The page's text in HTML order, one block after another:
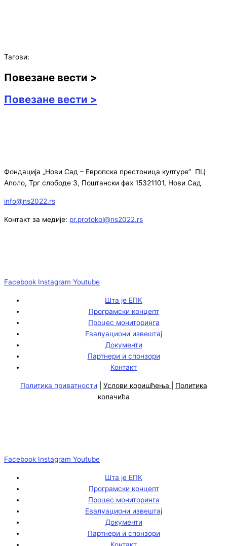
Тагови:
Повезане вести >
Повезане вести >
Фондација „Нови Сад – Европска престоница културе” ПЦ
Аполо, Трг слободе 3, Поштански фах 15321101, Нови Сад
info@ns2022.rs
Контакт за медије: pr.protokol@ns2022.rs
Facebook Instagram Youtube
Шта је ЕПК
Програмски концепт
Процес мониторинга
Евалуациони извештај
Документи
Партнери и спонзори
Контакт
Политика приватности Услови коришћења
Политика
колачића
Facebook Instagram Youtube
Шта је ЕПК
Програмски концепт
Процес мониторинга
Евалуациони извештај
Документи
Партнери и спонзори